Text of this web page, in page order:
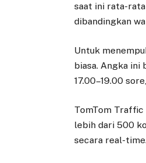
saat ini rata-
dibandingkan
Untuk
biasa. Angka ini
17.00–19.00
TomTom
lebih dari 500
secara real-